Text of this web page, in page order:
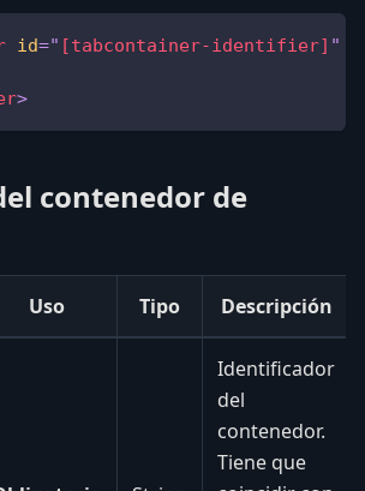
id=" [tabcontainer-identifier] "
>
contenedor de
Uso Tipo Descripción
Identificador
del
contenedor.
Tiene que